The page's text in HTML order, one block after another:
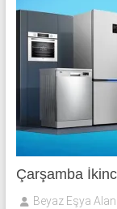
Çarşamba
Beyaz Eşya